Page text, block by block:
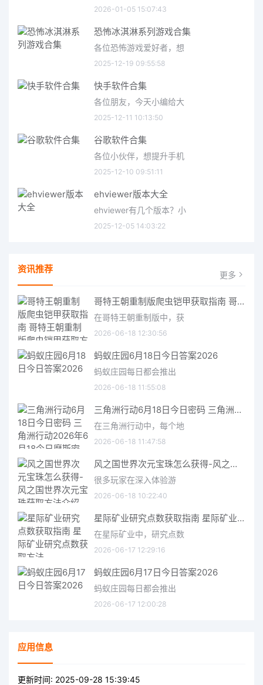
2026-01-05 15:07:43
恐怖冰淇淋系列游戏合集
各位恐怖游戏爱好者，想
2025-12-19 09:55:58
快手软件合集
各位朋友，今天小编给大
2025-12-11 10:13:50
谷歌软件合集
各位小伙伴，想提升手机
2025-12-10 09:51:11
ehviewer版本大全
ehviewer有几个版本？小
2025-12-05 14:03:22
资讯推荐 更多
哥特王朝重制版爬虫铠甲获取指南 哥特王朝重制版爬虫铠甲获取方法
在哥特王朝重制版中，获
2026-06-18 12:30:56
蚂蚁庄园6月18日今日答案2026
蚂蚁庄园每日都会推出
2026-06-18 11:55:08
三角洲行动6月18日今日密码 三角洲行动2026年6月18今日摩斯密码分享
在三角洲行动中，每个地
2026-06-18 11:47:58
风之国世界次元宝珠怎么获得-风之国世界次元宝珠获取方法介绍
很多玩家在深入体验游
2026-06-18 10:22:40
星际矿业研究点数获取指南 星际矿业研究点数获取方法
在星际矿业中，研究点数
2026-06-17 12:29:16
蚂蚁庄园6月17日今日答案2026
蚂蚁庄园每日都会推出
2026-06-17 12:00:28
应用信息
更新时间: 2025-09-28 15:39:45